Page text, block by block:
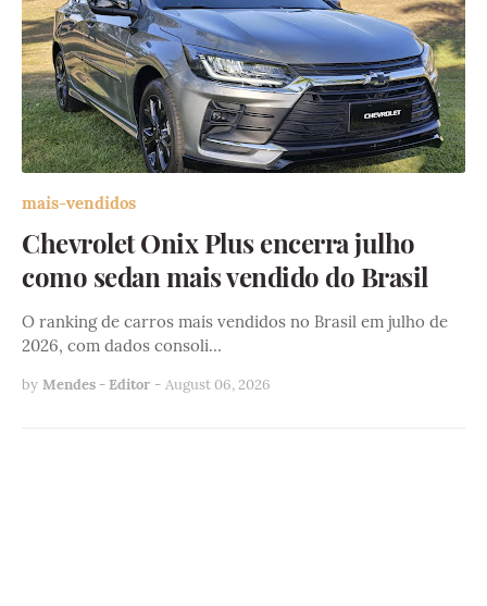
mais-vendidos
Chevrolet Onix Plus encerra julho
como sedan mais vendido do Brasil
O ranking de carros mais vendidos no Brasil em julho de
2026, com dados consoli…
by Mendes - Editor - August 06, 2026